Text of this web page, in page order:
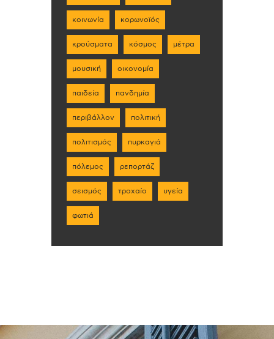
κοινωνία κορωνοϊός
κρούσματα κόσμος μέτρα
μουσική οικονομία
παιδεία πανδημία
περιβάλλον πολιτική
πολιτισμός πυρκαγιά
πόλεμος ρεπορτάζ
σεισμός τροχαίο υγεία
φωτιά